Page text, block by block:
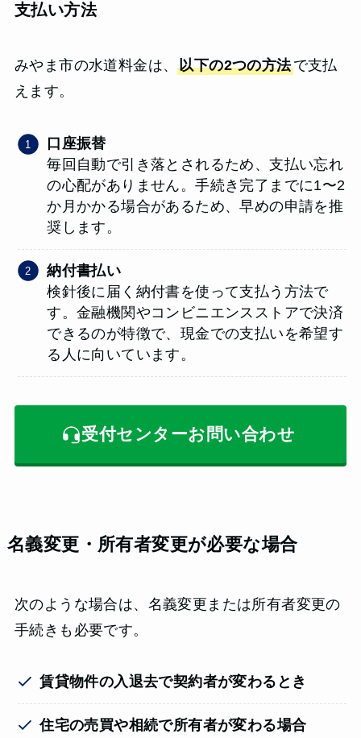
支払い方法
みやま市の水道料金は、以下の2つの方法で支払
えます。
口座振替
毎回自動で引き落とされるため、支払い忘れ
の心配がありません。手続き完了までに1〜2
か月かかる場合があるため、早めの申請を推
奨します。
納付書払い
検針後に届く納付書を使って支払う方法で
す。金融機関やコンビニエンスストアで決済
できるのが特徴で、現金での支払いを希望す
る人に向いています。
受付センターお問い合わせ
名義変更・所有者変更が必要な場合
次のような場合は、名義変更または所有者変更の
手続きも必要です。
賃貸物件の入退去で契約者が変わるとき
住宅の売買や相続で所有者が変わる場合